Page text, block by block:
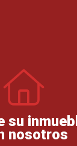
su
nosotros